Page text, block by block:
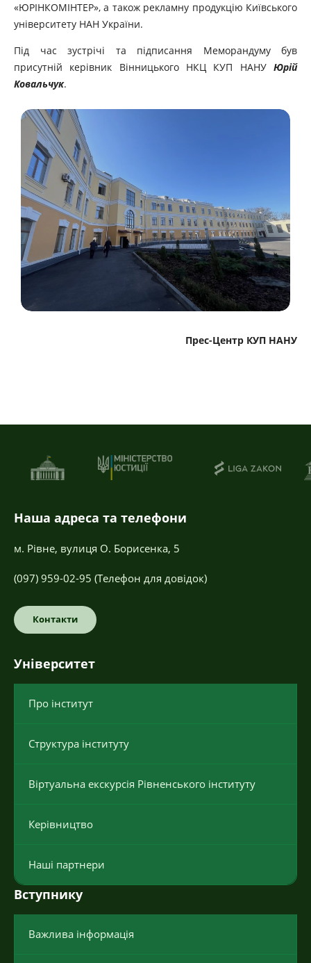
«ЮРІНКОМІНТЕР», а також рекламну продукцію Київського
університету НАН України.
Під час зустрічі та підписання Меморандуму був
присутній керівник Вінницького НКЦ КУП НАНУ Юрій
Ковальчук.
Прес-Центр КУП НАНУ
Наша адреса та телефони
м. Рівне, вулиця О. Борисенка, 5
(097) 959-02-95 (Телефон для довідок)
Контакти
Університет
Про інститут
Структура інституту
Віртуальна екскурсія Рівненського інституту
Керівництво
Наші партнери
Вступнику
Важлива інформація